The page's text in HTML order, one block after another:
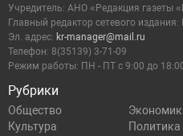
Рубрики
Общество
Культура
Политика
Учредитель: АНО «Редакция газеты
Главный редактор сетевого издания:
Эл. адрес: kr-manager@mail.ru
Телефон: 8(35139) 3-71-09
Режим работы: ПН - ПТ с 9:00 до